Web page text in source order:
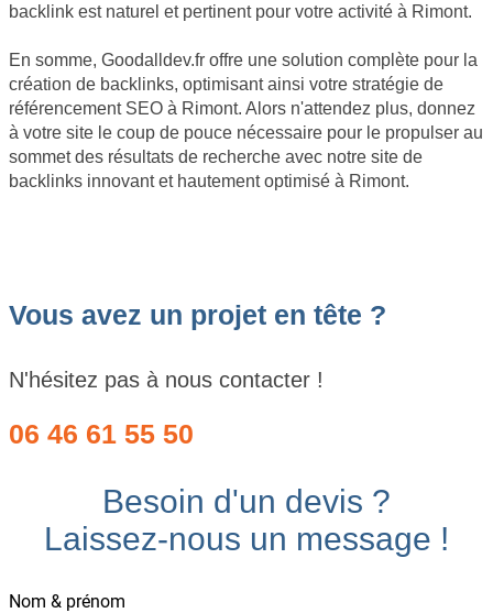
backlink est naturel et pertinent pour votre activité à Rimont.
En somme, Goodalldev.fr offre une solution complète pour la
création de backlinks, optimisant ainsi votre stratégie de
référencement SEO à Rimont. Alors n'attendez plus, donnez
à votre site le coup de pouce nécessaire pour le propulser au
sommet des résultats de recherche avec notre site de
backlinks innovant et hautement optimisé à Rimont.
Vous avez un projet en tête ?
N'hésitez pas à nous contacter !
06 46 61 55 50
Besoin d'un devis ?
Laissez-nous un message !
Nom & prénom